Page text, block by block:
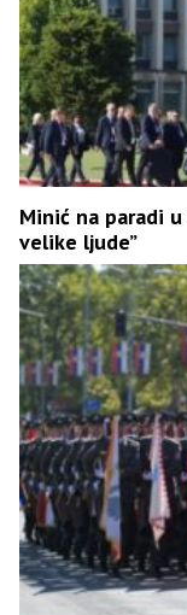
Minić na paradi
velike ljude”